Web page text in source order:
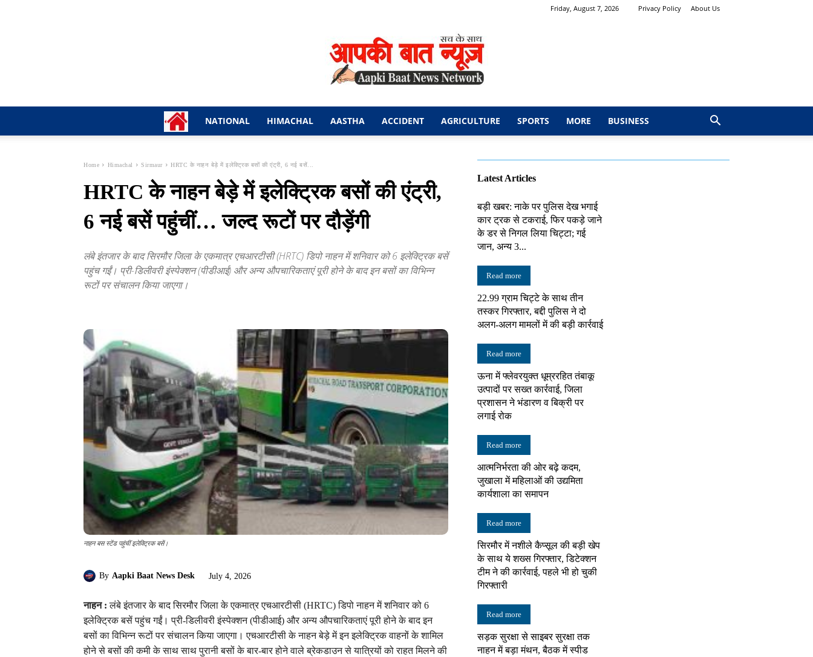
Friday, August 7, 2026 Privacy Policy About Us
नेटवर्क
NATIONAL HIMACHAL AASTHA ACCIDENT AGRICULTURE SPORTS MORE BUSINESS
Home Himachal Sirmaur HRTC के नाहन बेड़े में इलेक्ट्रिक बसों की एंट्री, 6 नई बसें...
HRTC के नाहन बेड़े में इलेक्ट्रिक बसों की एंट्री,
6 नई बसें पहुंचीं… जल्द रूटों पर दौड़ेंगी
लंबे इंतजार के बाद सिरमौर जिला के एकमात्र एचआरटीसी (HRTC) डिपो नाहन में शनिवार को 6 इलेक्ट्रिक बसें
पहुंच गईं। प्री-डिलीवरी इंस्पेक्शन (पीडीआई) और अन्य औपचारिकताएं पूरी होने के बाद इन बसों का विभिन्न
रूटों पर संचालन किया जाएगा।
नाहन बस स्टेंड पहुंचीं इलेक्ट्रिक बसें।
By Aapki Baat News Desk July 4, 2026
नाहन : लंबे इंतजार के बाद सिरमौर जिला के एकमात्र एचआरटीसी (HRTC) डिपो नाहन में शनिवार को 6
इलेक्ट्रिक बसें पहुंच गईं। प्री-डिलीवरी इंस्पेक्शन (पीडीआई) और अन्य औपचारिकताएं पूरी होने के बाद इन
बसों का विभिन्न रूटों पर संचालन किया जाएगा। एचआरटीसी के नाहन बेड़े में इन इलेक्ट्रिक वाहनों के शामिल
होने से बसों की कमी के साथ साथ पुरानी बसों के बार-बार होने वाले ब्रेकडाउन से यात्रियों को राहत मिलने की
Latest Articles
बड़ी खबर: नाके पर पुलिस देख भगाई
कार ट्रक से टकराई, फिर पकड़े जाने
के डर से निगल लिया चिट्टा; गई
जान, अन्य 3...
Read more
22.99 ग्राम चिट्टे के साथ तीन
तस्कर गिरफ्तार, बद्दी पुलिस ने दो
अलग-अलग मामलों में की बड़ी कार्रवाई
Read more
ऊना में फ्लेवरयुक्त धूम्ररहित तंबाकू
उत्पादों पर सख्त कार्रवाई, जिला
प्रशासन ने भंडारण व बिक्री पर
लगाई रोक
Read more
आत्मनिर्भरता की ओर बढ़े कदम,
जुखाला में महिलाओं की उद्यमिता
कार्यशाला का समापन
Read more
सिरमौर में नशीले कैप्सूल की बड़ी खेप
के साथ ये शख्स गिरफ्तार, डिटेक्शन
टीम ने की कार्रवाई, पहले भी हो चुकी
गिरफ्तारी
Read more
सड़क सुरक्षा से साइबर सुरक्षा तक
नाहन में बड़ा मंथन, बैठक में स्पीड